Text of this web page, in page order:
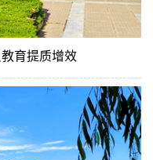
育提质增效